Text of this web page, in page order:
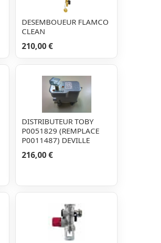
DESEMBOUEUR FLAMCO
CLEAN
210,00 €
DISTRIBUTEUR TOBY
P0051829 (REMPLACE
P0011487) DEVILLE
216,00 €